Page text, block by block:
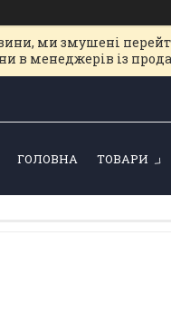
ми змушені
в менеджерів із
ГОЛОВНА ТОВАРИ